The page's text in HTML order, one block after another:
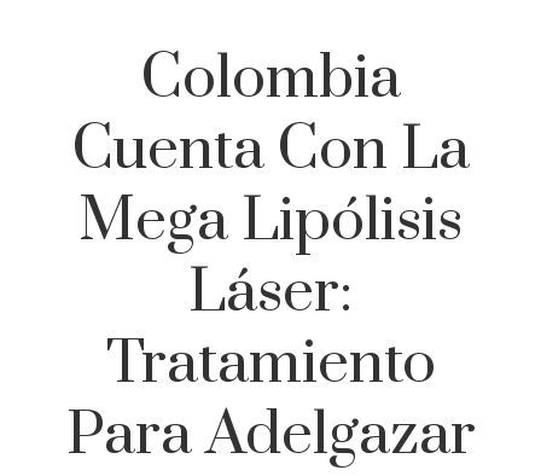
Colombia
Cuenta Con La
Mega Lipólisis
Láser:
Tratamiento
Para Adelgazar